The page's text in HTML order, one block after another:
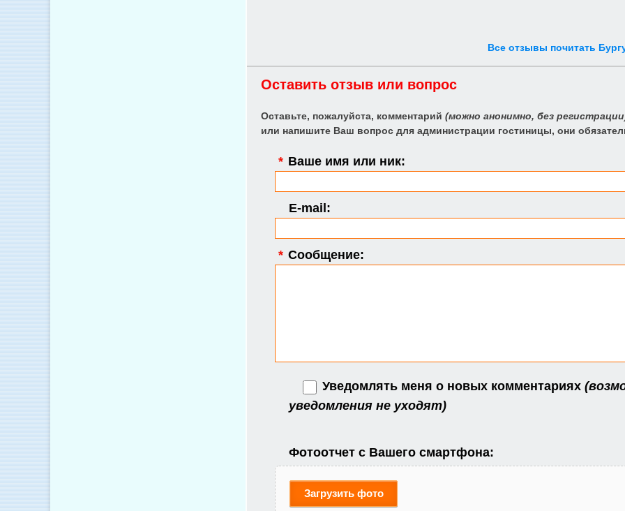
Все отзывы почитать
Оставить отзыв или вопрос
Оставьте, пожалуйста, комментарий (можно анонимно, без
или напишите Ваш вопрос для администрации гостиницы, они
* Ваше имя или ник:
E-mail:
* Сообщение:
Уведомлять меня о новых комментариях
уведомления не уходят)
Фотоотчет с Вашего смартфона:
Загрузить фото